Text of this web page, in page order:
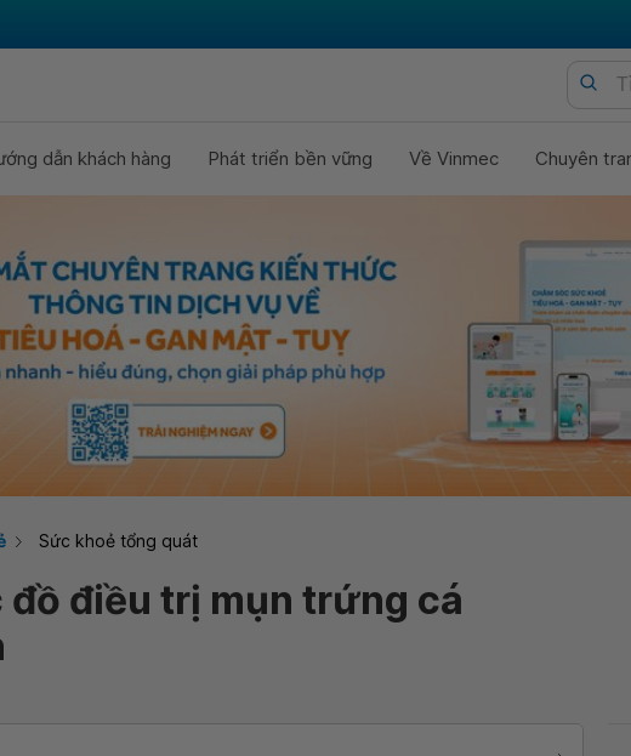
dẫn khách hàng Phát triển bền vững Về Vinmec Chuyên
Sức khoẻ tổng quát
điều trị mụn trứng cá